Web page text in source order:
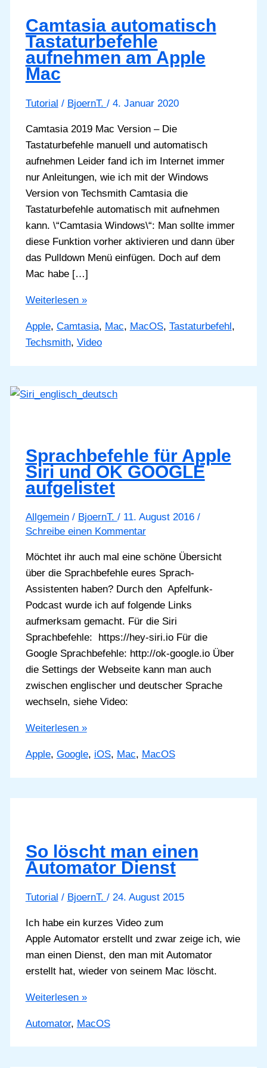
Camtasia automatisch
Tastaturbefehle
aufnehmen am Apple
Mac
Tutorial / BjoernT. / 4. Januar 2020
Camtasia 2019 Mac Version – Die
Tastaturbefehle manuell und automatisch
aufnehmen Leider fand ich im Internet immer
nur Anleitungen, wie ich mit der Windows
Version von Techsmith Camtasia die
Tastaturbefehle automatisch mit aufnehmen
kann. \“Camtasia Windows\“: Man sollte immer
diese Funktion vorher aktivieren und dann über
das Pulldown Menü einfügen. Doch auf dem
Mac habe […]
Camtasia
Tastaturbefehle
aufnehmen
am
Mac
Weiterlesen »
Apple, Camtasia, Mac, MacOS, Tastaturbefehl ,
Techsmith, Video
Sprachbefehle für Apple
Siri und OK GOOGLE
aufgelistet
Allgemein/ BjoernT. / 11. August 2016 /
Schreibe einen Kommentar
Möchtet ihr auch mal eine schöne Übersicht
über die Sprachbefehle eures Sprach-
Assistenten haben? Durch den Apfelfunk-
Podcast wurde ich auf folgende Links
aufmerksam gemacht. Für die Siri
Sprachbefehle: https://hey-siri.io Für die
Google Sprachbefehle: http://ok-google.io Über
die Settings der Webseite kann man auch
zwischen englischer und deutscher Sprache
wechseln, siehe Video:
Sprachbefehle
Apple
Siri
Weiterlesen »
Apple, Google, iOS, Mac, MacOS
So löscht man einen
Automator Dienst
Tutorial / BjoernT. / 24. August 2015
Ich habe ein kurzes Video zum
Apple Automator erstellt und zwar zeige ich, wie
man einen Dienst, den man mit Automator
erstellt hat, wieder von seinem Mac löscht.
So
man
einen
Weiterlesen »
Automator, MacOS